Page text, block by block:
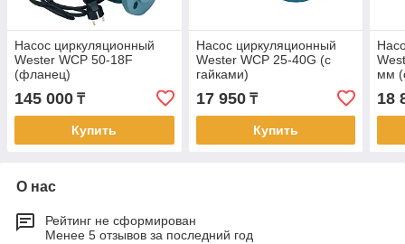
Насос циркуляционный
Wester WCP 50-18F
(фланец)
145 000 ₸
Купить
Насос циркуляционный
Wester WCP 25-40G (с
гайками)
17 950₸
Купить
мм
18
О нас
Рейтинг не сформирован
Менее 5 отзывов за последний год